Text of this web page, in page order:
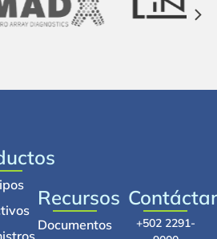
Recursos
Documentos
+502 2291-